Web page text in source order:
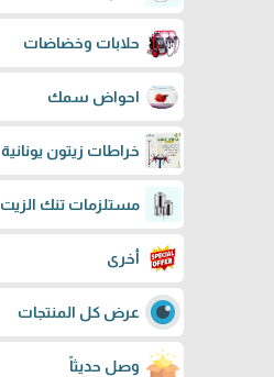
حلابات وخضاضات
احواض سمك
خراطات زيتون يونانية
مستلزمات تنك الزيت
أخرى
عرض كل المنتجات
وصل حديثاً